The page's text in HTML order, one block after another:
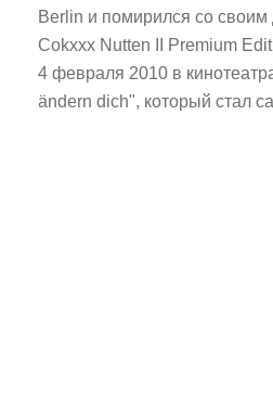
Berlin и помирился со
Cokxxx Nutten II Premium
4 февраля 2010 в
ändern dich", который стал